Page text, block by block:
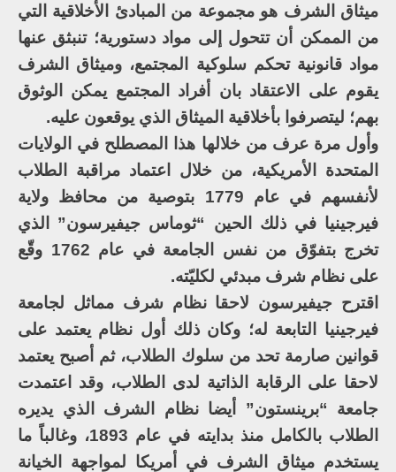
ميثاق الشرف هو مجموعة من المبادئ الأخلاقية التي
من الممكن أن تتحول إلى مواد دستورية؛ تنبثق عنها
مواد قانونية تحكم سلوكية المجتمع، وميثاق الشرف
يقوم على الاعتقاد بان أفراد المجتمع يمكن الوثوق
بهم؛ ليتصرفوا بأخلاقية الميثاق الذي يوقعون عليه.
وأول مرة عرف من خلالها هذا المصطلح في الولايات
المتحدة الأمريكية، من خلال اعتماد مراقبة الطلاب
لأنفسهم في عام 1779 بتوصية من محافظ ولاية
فيرجينيا في ذلك الحين “ثوماس جيفيرسون” الذي
تخرج بتفوّق من نفس الجامعة في عام 1762 وقّع
على نظام شرف مبدئي لكليّته.
اقترح جيفيرسون لاحقا نظام شرف مماثل لجامعة
فيرجينيا التابعة له؛ وكان ذلك أول نظام يعتمد على
قوانين صارمة تحد من سلوك الطلاب، ثم أصبح يعتمد
لاحقا على الرقابة الذاتية لدى الطلاب، وقد اعتمدت
جامعة “برينستون” أيضا نظام الشرف الذي يديره
الطلاب بالكامل منذ بدايته في عام 1893، وغالباً ما
يستخدم ميثاق الشرف في أمريكا لمواجهة الخيانة